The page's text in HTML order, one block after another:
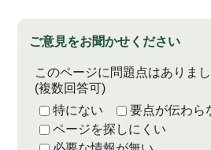
ご意見をお聞かせください
このページに問題点はありま
(複数回答可)
特にない
要点が伝わら
ページを探しにくい